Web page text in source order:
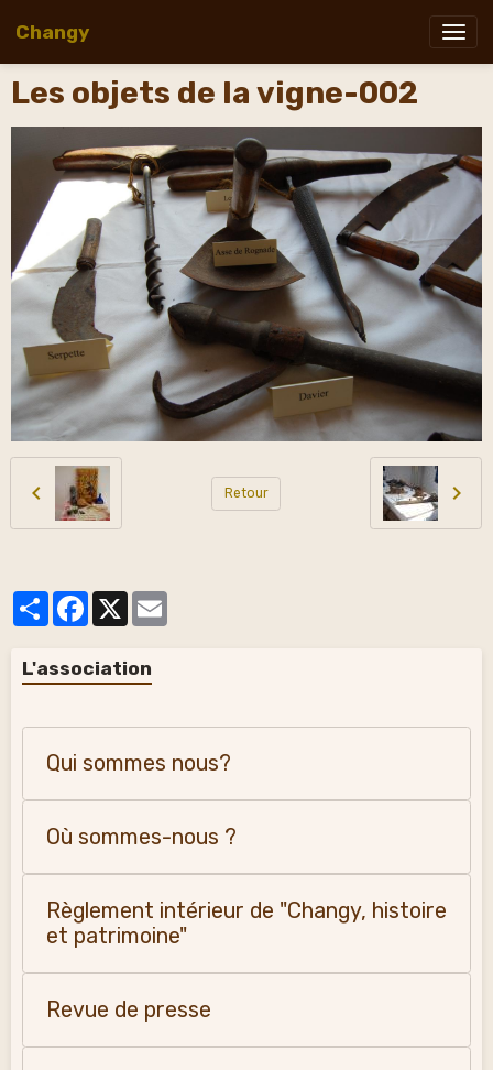
Changy
Les objets de la vigne-002
Retour
PartagerFacebook
L'association
Qui sommes nous?
Où sommes-nous ?
Règlement intérieur de "Changy, histoire
et patrimoine"
Revue de presse